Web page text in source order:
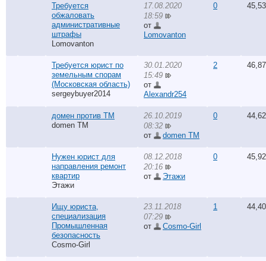
Требуется
обжаловать
административные
штрафы
Lomovanton
17.08.2020
18:59
от
Lomovanton
0
Требуется юрист по
земельным спорам
(Московская область)
sergeybuyer2014
30.01.2020
15:49
от
Alexandr254
2
домен против ТМ
domen TM
26.10.2019
08:32
от
domen TM
0
Нужен юрист для
направления ремонт
квартир
Этажи
08.12.2018
20:16
от
Этажи
0
Ищу юриста,
специализация
Промышленная
безопасность
Cosmo-Girl
23.11.2018
07:29
от
Cosmo-Girl
1